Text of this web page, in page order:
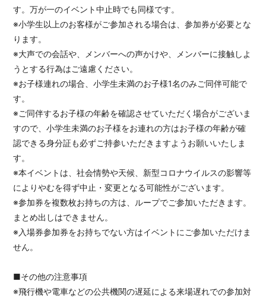
す。万が一のイベント中止時でも同様です。
※小学生以上のお客様がご参加される場合は、参加券が必要とな
ります。
※大声での会話や、メンバーへの声かけや、メンバーに接触しよ
うとする行為はご遠慮ください。
※お子様連れの場合、小学生未満のお子様1名のみご同伴可能で
す。
※ご同伴するお子様の年齢を確認させていただく場合がございま
すので、小学生未満のお子様をお連れの方はお子様の年齢が確
認できる身分証も必ずご持参いただきますようお願いいたしま
す。
※本イベントは、社会情勢や天候、新型コロナウイルスの影響等
によりやむを得ず中止・変更となる可能性がございます。
※参加券を複数枚お持ちの方は、ループでご参加いただきます。
まとめ出しはできません。
※入場券参加券をお持ちでない方はイベントにご参加いただけま
せん。
■その他の注意事項
※飛行機や電車などの公共機関の遅延による来場遅れでの参加対